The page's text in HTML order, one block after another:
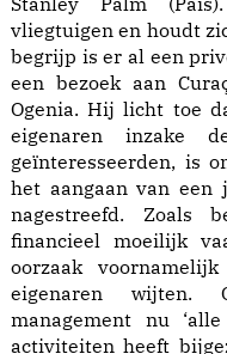
vliegtuigen en houdt
begrijp is er al een
een bezoek aan
Ogenia. Hij licht toe
eigenaren inzake
geïnteresseerden, is
het aangaan van
nagestreefd. Zoals
financieel moeilijk
oorzaak
eigenaren wijten.
management nu
activiteiten heeft